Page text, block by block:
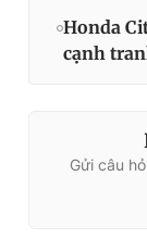
Honda
cạnh
Gửi câu